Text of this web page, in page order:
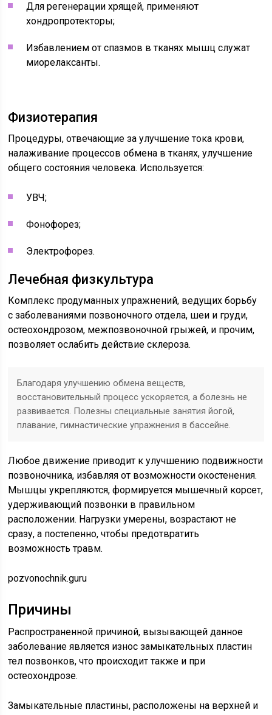
Для регенерации хрящей, применяют
хондропротекторы;
Избавлением от спазмов в тканях мышц служат
миорелаксанты.
Физиотерапия
Процедуры, отвечающие за улучшение тока крови,
налаживание процессов обмена в тканях, улучшение
общего состояния человека. Используется:
УВЧ;
Фонофорез;
Электрофорез.
Лечебная физкультура
Комплекс продуманных упражнений, ведущих борьбу
с заболеваниями позвоночного отдела, шеи и груди,
остеохондрозом, межпозвоночной грыжей, и прочим,
позволяет ослабить действие склероза.
Благодаря улучшению обмена веществ,
восстановительный процесс ускоряется, а болезнь не
развивается. Полезны специальные занятия йогой,
плавание, гимнастические упражнения в бассейне.
Любое движение приводит к улучшению подвижности
позвоночника, избавляя от возможности окостенения.
Мышцы укрепляются, формируется мышечный корсет,
удерживающий позвонки в правильном
расположении. Нагрузки умерены, возрастают не
сразу, а постепенно, чтобы предотвратить
возможность травм.
pozvonochnik.guru
Причины
Распространенной причиной, вызывающей данное
заболевание является износ замыкательных пластин
тел позвонков, что происходит также и при
остеохондрозе.
Замыкательные пластины, расположены на верхней и